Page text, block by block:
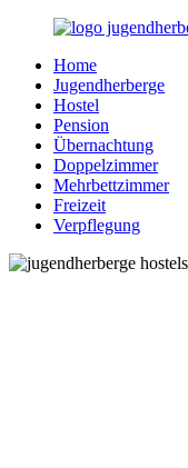
Zurück
Inhalt
Jugendherberge-
Hostels.de
Reisen
junge
jung
gebliebene
Menschen
Home
Jugendherberge
Hostel
Pension
Übernachtung
Doppelzimmer
Mehrbettzimmer
Freizeit
Verpflegung